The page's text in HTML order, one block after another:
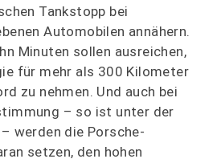
Tankstopp bei
Automobilen annähern.
Minuten sollen ausreichen,
für mehr als 300 Kilometer
zu nehmen. Und auch bei
– so ist unter der
werden die Porsche-
setzen, den hohen